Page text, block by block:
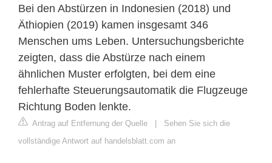
Bei den Abstürzen in Indonesien (2018) und
Äthiopien (2019) kamen insgesamt 346
Menschen ums Leben. Untersuchungsberichte
zeigten, dass die Abstürze nach einem
ähnlichen Muster erfolgten, bei dem eine
fehlerhafte Steuerungsautomatik die Flugzeuge
Richtung Boden lenkte.
Antrag auf Entfernung der Quelle | Sehen Sie sich die
vollständige Antwort auf handelsblatt.com an